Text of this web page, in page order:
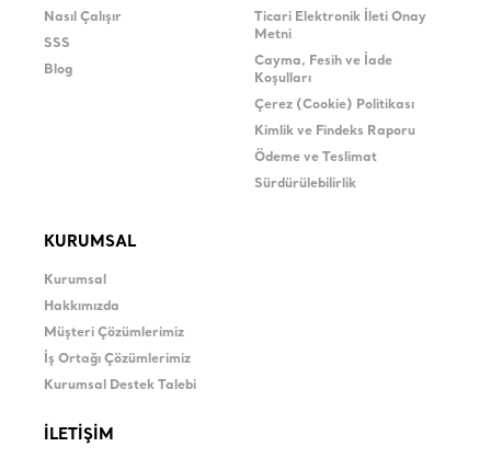
Nasıl Çalışır
SSS
Blog
Ticari Elektronik İleti Onay
Metni
Cayma, Fesih ve İade
Koşulları
Çerez (Cookie) Politikası
Kimlik ve Findeks Raporu
Ödeme ve Teslimat
Sürdürülebilirlik
KURUMSAL
Kurumsal
Hakkımızda
Müşteri Çözümlerimiz
İş Ortağı Çözümlerimiz
Kurumsal Destek Talebi
İLETİŞİM